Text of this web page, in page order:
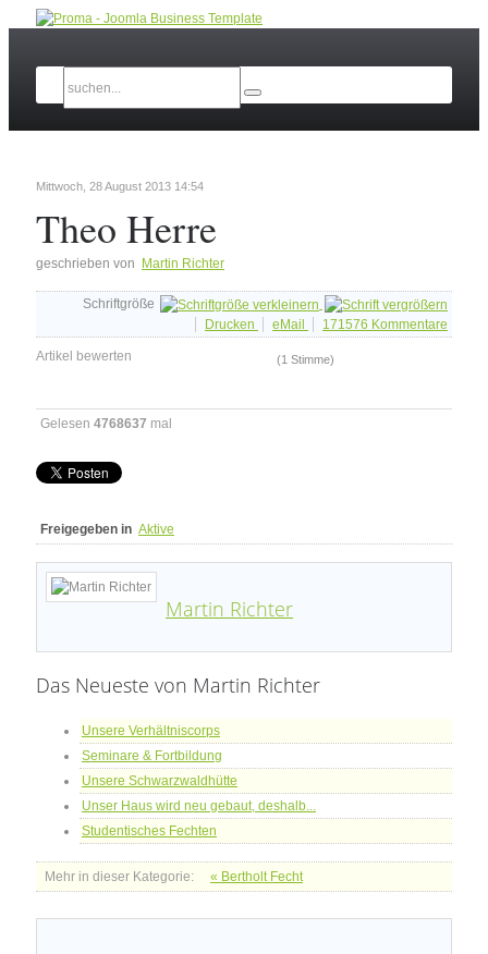
Mittwoch, 28 August 2013 14:54
Theo Herre
geschrieben von Martin Richter
Schriftgröße
Drucken
eMail 171576 Kommentare
Artikel bewerten (1 Stimme)
Gelesen 4768637 mal
Freigegeben in Aktive
Martin Richter
Das Neueste von Martin Richter
Unsere Verhältniscorps
Seminare & Fortbildung
Unsere Schwarzwaldhütte
Unser Haus wird neu gebaut, deshalb...
Studentisches Fechten
Mehr in dieser Kategorie: « Bertholt Fecht